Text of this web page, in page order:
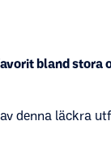
bland stora
denna läckra